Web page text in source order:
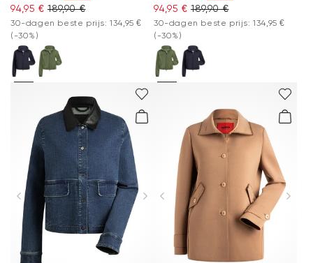
94,95 € 189,90 €
30-dagen beste prijs: 134,95 €
(-30%)
94,95 € 189,90 €
30-dagen beste prijs: 134,95 €
(-30%)